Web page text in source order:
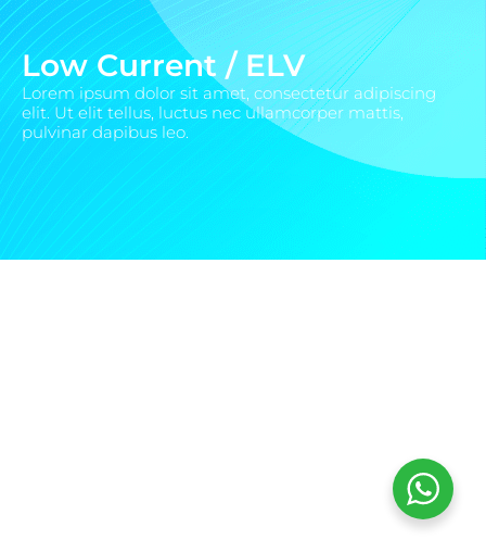
Low Current / ELV
Lorem ipsum dolor sit amet, consectetur adipiscing
elit. Ut elit tellus, luctus nec ullamcorper mattis,
pulvinar dapibus leo.